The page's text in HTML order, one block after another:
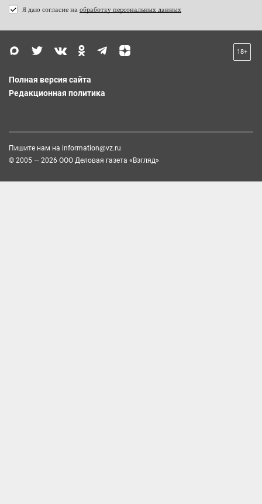
Я даю согласие на обработку персональных данных
18+
Полная версия сайта
Редакционная политика
Пишите нам на information@vz.ru
© 2005 — 2026 ООО Деловая газета «Взгляд»